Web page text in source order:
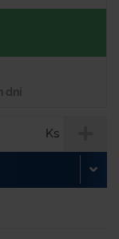
dní
Ks